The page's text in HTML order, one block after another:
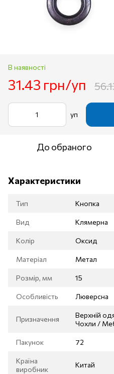
В наявності
31.43 грн/уп
уп
До обраного
Характеристики
Тип Кнопка
Вид Клямерна
Колір Оксид
Матеріал Метал
Розмір, мм 15
Особливість Люверсна
Призначення
Верхній
Чохли /
Пакунок 72
Країна
виробник
Китай